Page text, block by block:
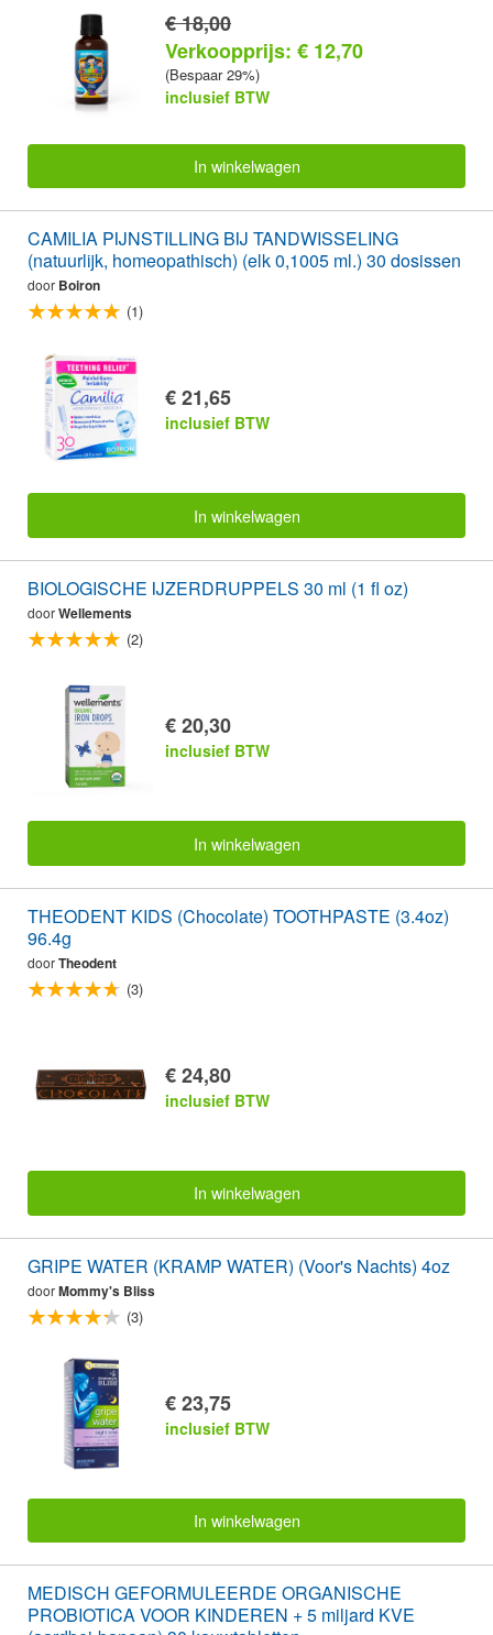
€ 18,00
Verkoopprijs: € 12,70
(Bespaar 29%)
inclusief BTW
In winkelwagen
CAMILIA PIJNSTILLING BIJ TANDWISSELING
(natuurlijk, homeopathisch) (elk 0,1005 ml.) 30 dosissen
door Boiron
(1)
€ 21,65
inclusief BTW
In winkelwagen
BIOLOGISCHE IJZERDRUPPELS 30 ml (1 fl oz)
doorWellements
(2)
€ 20,30
inclusief BTW
In winkelwagen
THEODENT KIDS (Chocolate) TOOTHPASTE (3.4oz)
96.4g
doorTheodent
(3)
€ 24,80
inclusief BTW
In winkelwagen
GRIPE WATER (KRAMP WATER) (Voor's Nachts) 4oz
doorMommy's Bliss
(3)
€ 23,75
inclusief BTW
In winkelwagen
MEDISCH GEFORMULEERDE ORGANISCHE
PROBIOTICA VOOR KINDEREN + 5 miljard KVE